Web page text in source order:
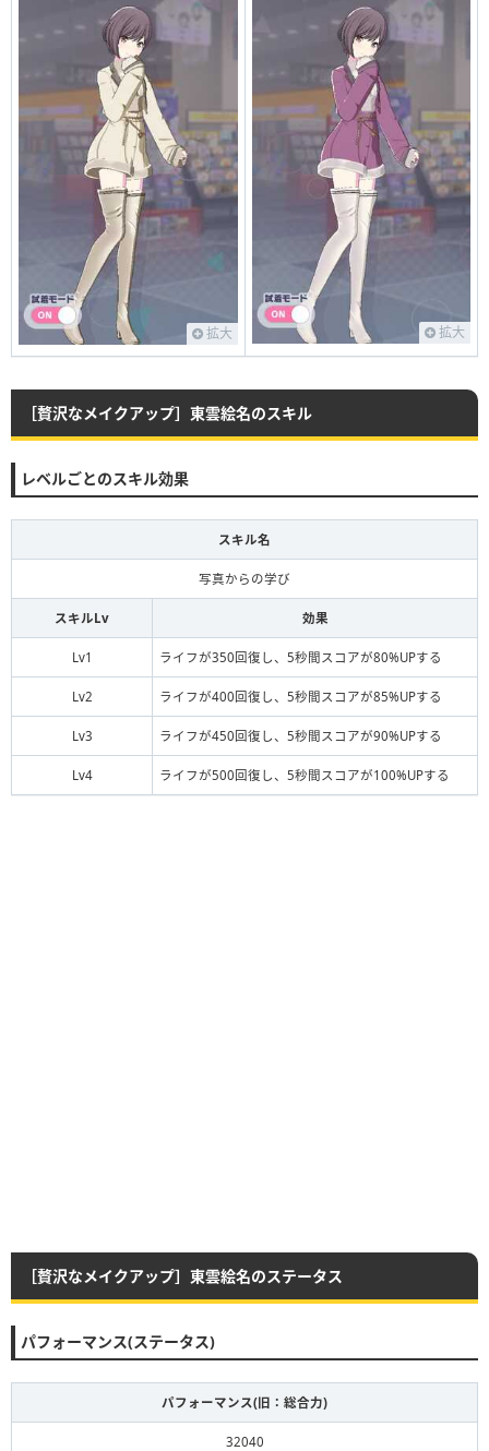
拡大 拡大
［贅沢なメイクアップ］東雲絵名のスキル
レベルごとのスキル効果
スキル名
写真からの学び
スキルLv 効果
Lv1 ライフが350回復し、5秒間スコアが80%UPする
Lv2 ライフが400回復し、5秒間スコアが85%UPする
Lv3 ライフが450回復し、5秒間スコアが90%UPする
Lv4 ライフが500回復し、5秒間スコアが100%UPする
［贅沢なメイクアップ］東雲絵名のステータス
パフォーマンス(ステータス)
パフォーマンス(旧：総合力)
32040